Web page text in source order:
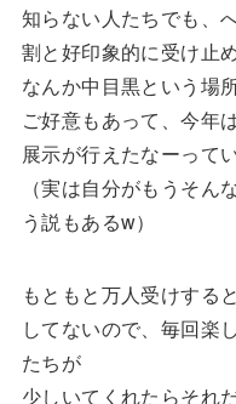
知らない人たちでも、
割と好印象的に受け止
なんか中目黒という場
ご好意もあって、今年
展示が行えたなーって
（実は自分がもうそ
う説もあるw）
もともと万人受けする
してないので、毎回楽
たちが
少しいてくれたらそれ